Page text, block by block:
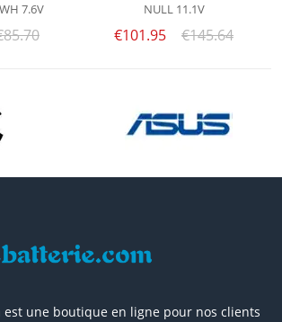
7.6V NULL 11.1V
€101.95 €145.64
est une boutique en ligne pour nos clients